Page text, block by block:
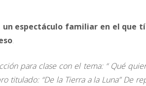
un espectáculo familiar en el
.
para clase con el tema: “ Qué
titulado: “De la Tierra a la Luna” De